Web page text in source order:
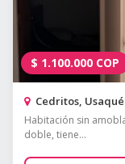
$ 1.100.000 COP
Cedritos,
Habitación sin
doble, tiene...